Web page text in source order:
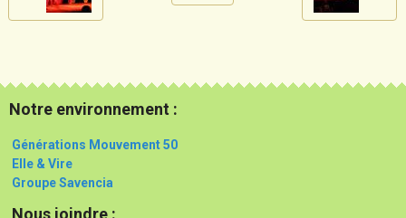
Notre environnement :
Générations Mouvement 50
Elle & Vire
Groupe Savencia
Nous joindre :